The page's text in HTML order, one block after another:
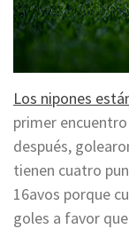
Los nipones
primer
después,
tienen cuatro
16avos porque
goles a favor